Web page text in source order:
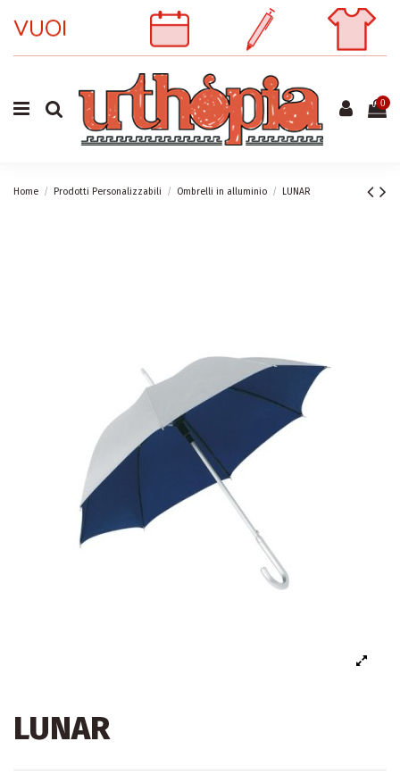
0
Home Prodotti Personalizzabili Ombrelli in alluminio LUNAR
LUNAR